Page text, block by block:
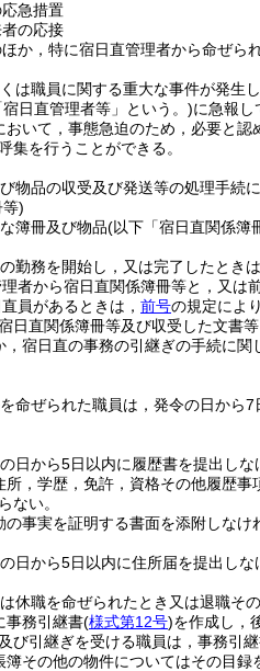
急措置
の応接
か，特に宿日直管理者から命ぜら
は職員に関する重大な事件が発生
日直管理者等」という。)に急報し
おいて，事態急迫のため，必要と
集を行うことができる。
物品の収受及び発送等の処理手続
)
簿冊及び物品(以下「宿日直関係簿
勤務を開始し，又は完了したとき
者から宿日直関係簿冊等と，又は
員があるときは， 前号の規定によ
日直関係簿冊等及び収受した文書等
宿日直の事務の引継ぎの手続に関
命ぜられた職員は，発令の日から7
日から5日以内に履歴書を提出しな
，学歴，免許，資格その他履歴
ない。
事実を証明する書面を添附しなけ
日から5日以内に住所届を提出しな
休職を命ぜられたとき又は退職そ
事務引継書(様式第12号)を作成し，
び引継ぎを受ける職員は，事務引継
その他の物件についてはその目